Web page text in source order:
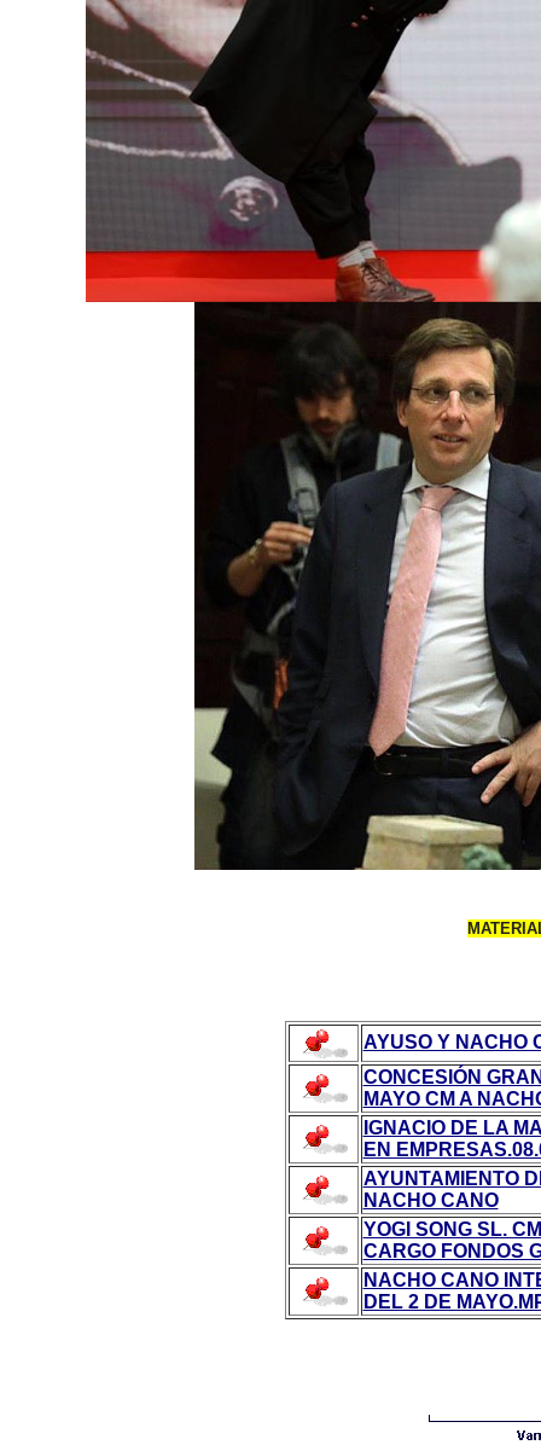
AYUSO Y NACHO
CONCESIÓN
MAYO CM A
IGNACIO DE LA
EN
AYUNTAMIENTO
NACHO CANO
YOGI SONG SL.
CARGO FONDOS
NACHO CANO
DEL 2 DE